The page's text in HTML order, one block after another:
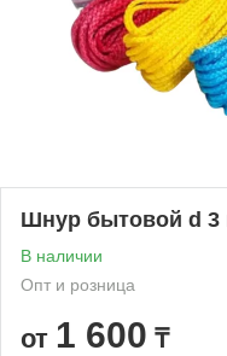
Шнур бытовой d
В наличии
Опт и розница
от 1 600 ₸